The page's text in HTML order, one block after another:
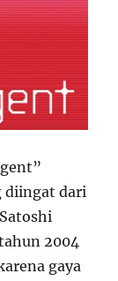
diingat dari
2004
gaya